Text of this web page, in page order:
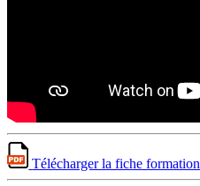
Télécharger la fiche formation